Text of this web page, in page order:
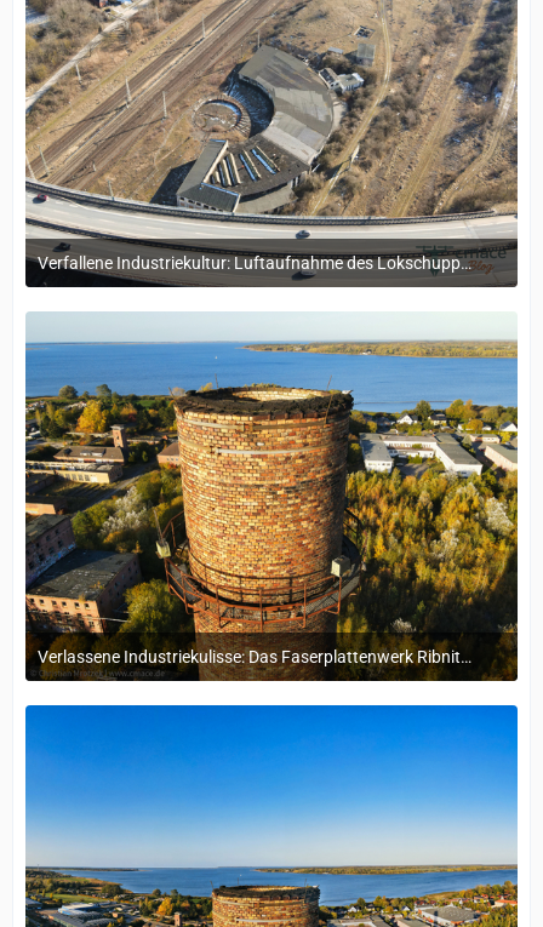
Verfallene Industriekultur: Luftaufnahme des Lokschuppens Stralsund
25. Juli 2025 um 11:50
Verlassene Industriekulisse: Das Faserplattenwerk Ribnitz-Damgarten
4. November 2024 um 16:15